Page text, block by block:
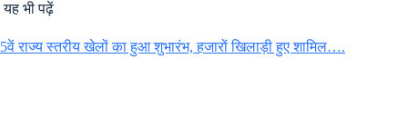
यह भी पढ़ें
5वें राज्य स्तरीय खेलों का हुआ शुभारंभ, हजारों खिलाड़ी हुए शामिल….